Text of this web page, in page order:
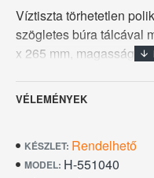
Víztiszta törhetetlen
szögletes búra tálcával
x 265 mm, magassága
rovaroktól és más zavaró
VÉLEMÉNYEK
KÉSZLET: Rendelhető
MODEL: H-551040